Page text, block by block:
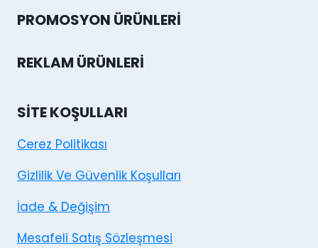
PROMOSYON ÜRÜNLERI
REKLAM ÜRÜNLERI
SITE KOŞULLARI
Cerez Politikası
Gizlilik Ve Güvenlik Koşulları
İade & Değişim
Mesafeli Satış Sözleşmesi